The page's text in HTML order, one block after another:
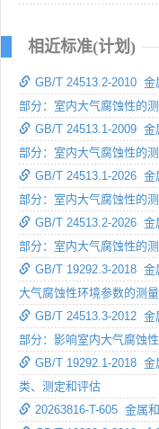
相近标准(计划)
GB/T 24513.2-2010 金
部分：室内大气腐蚀性的
GB/T 24513.1-2009 金
部分：室内大气腐蚀性的
GB/T 24513.1-2026 金
部分：室内大气腐蚀性的
GB/T 24513.2-2026 金
部分：室内大气腐蚀性的
GB/T 19292.3-2018 金
大气腐蚀性环境参数的测量
GB/T 24513.3-2012 金
部分：影响室内大气腐蚀
GB/T 19292.1-2018 金
类、测定和评估
20263816-T-605 金属